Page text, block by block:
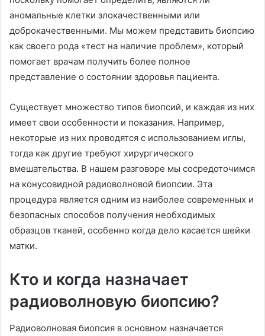
аномальные клетки злокачественными или
доброкачественными. Мы можем представить биопсию
как своего рода «тест на наличие проблем», который
помогает врачам получить более полное
представление о состоянии здоровья пациента.
Существует множество типов биопсий, и каждая из них
имеет свои особенности и показания. Например,
некоторые из них проводятся с использованием иглы,
тогда как другие требуют хирургического
вмешательства. В нашем разговоре мы сосредоточимся
на конусовидной радиоволновой биопсии. Эта
процедура является одним из наиболее современных и
безопасных способов получения необходимых
образцов тканей, особенно когда дело касается шейки
матки.
Кто и когда назначает
радиоволновую биопсию?
Радиоволновая биопсия в основном назначается